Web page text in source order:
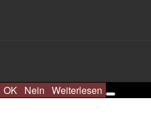
OK Nein Weiterlesen